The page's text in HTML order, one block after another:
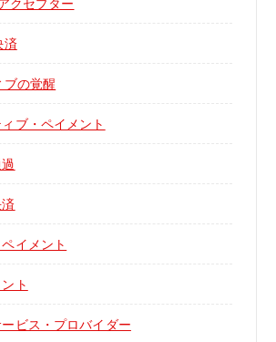
済
ブの覚醒
ブ・ペイメント
イメント
ト
ビス・プロバイダー